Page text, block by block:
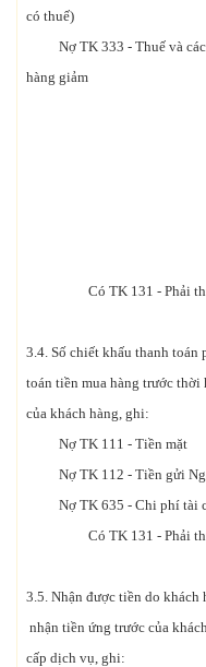
có thuế)
Nợ TK 333 - Thuế và các
hàng giảm
Có TK 131 - Phải thu
3.4. Số chiết khấu thanh toán
toán tiền mua hàng trước
của khách hàng, ghi:
Nợ TK 111 - Tiền mặt
Nợ TK 112 - Tiền gửi
Nợ TK 635 - Chi phí tài
Có TK 131 - Phải thu
3.5. Nhận được tiền do khách
nhận tiền ứng trước của
cấp dịch vụ, ghi: